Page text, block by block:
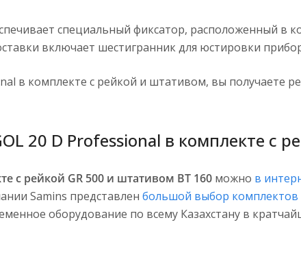
специальный фиксатор, расположенный в
включает шестигранник для юстировки
в комплекте с рейкой и штативом, вы получаете
20 D Professional в комплекте с
с рейкой GR 500 и штативом BT 160 можно в
Samins представлен большой выбор комплектов
оборудование по всему Казахстану в